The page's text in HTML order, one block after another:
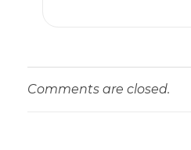
Comments are closed.